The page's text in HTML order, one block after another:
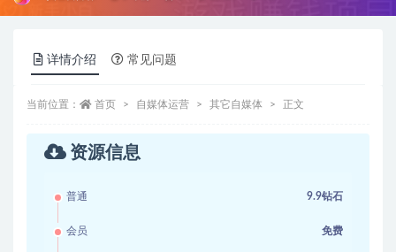
详情介绍 常见问题
当前位置： 首页 自媒体运营 其它自媒体 正文
资源信息
普通 9.9钻石
会员 免费